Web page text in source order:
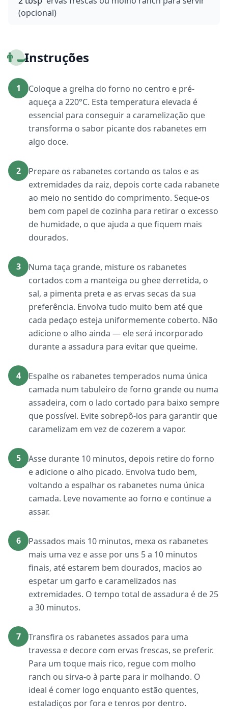
(opcional)
👨‍🍳Instruções
1
Coloque a grelha do forno no centro e pré-
aqueça a 220°C. Esta temperatura elevada é
essencial para conseguir a caramelização que
transforma o sabor picante dos rabanetes em
algo doce.
2
Prepare os rabanetes cortando os talos e as
extremidades da raiz, depois corte cada rabanete
ao meio no sentido do comprimento. Seque-os
bem com papel de cozinha para retirar o excesso
de humidade, o que ajuda a que fiquem mais
dourados.
3
Numa taça grande, misture os rabanetes
cortados com a manteiga ou ghee derretida, o
sal, a pimenta preta e as ervas secas da sua
preferência. Envolva tudo muito bem até que
cada pedaço esteja uniformemente coberto. Não
adicione o alho ainda — ele será incorporado
durante a assadura para evitar que queime.
4
Espalhe os rabanetes temperados numa única
camada num tabuleiro de forno grande ou numa
assadeira, com o lado cortado para baixo sempre
que possível. Evite sobrepô-los para garantir que
caramelizam em vez de cozerem a vapor.
5
Asse durante 10 minutos, depois retire do forno
e adicione o alho picado. Envolva tudo bem,
voltando a espalhar os rabanetes numa única
camada. Leve novamente ao forno e continue a
assar.
6
Passados mais 10 minutos, mexa os rabanetes
mais uma vez e asse por uns 5 a 10 minutos
finais, até estarem bem dourados, macios ao
espetar um garfo e caramelizados nas
extremidades. O tempo total de assadura é de 25
a 30 minutos.
7
Transfira os rabanetes assados para uma
travessa e decore com ervas frescas, se preferir.
Para um toque mais rico, regue com molho
ranch ou sirva-o à parte para ir molhando. O
ideal é comer logo enquanto estão quentes,
estaladiços por fora e tenros por dentro.